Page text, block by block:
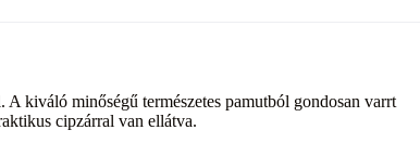
kiváló minőségű természetes pamutból gondosan varrt
cipzárral van ellátva.